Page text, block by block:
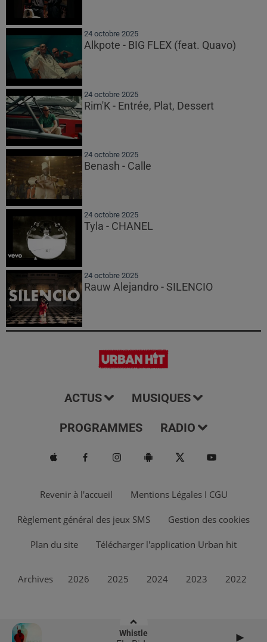
Whistle
24 octobre 2025
Alkpote - BIG FLEX (feat. Quavo)
24 octobre 2025
Rim'K - Entrée, Plat, Dessert
24 octobre 2025
Benash - Calle
24 octobre 2025
Tyla - CHANEL
24 octobre 2025
Rauw Alejandro - SILENCIO
ACTUS MUSIQUES
PROGRAMMES RADIO
Revenir à l'accueil Mentions Légales I CGU
Règlement général des jeux SMS Gestion des cookies
Plan du site Télécharger l'application Urban hit
Archives 2026 2025 2024 2023 2022